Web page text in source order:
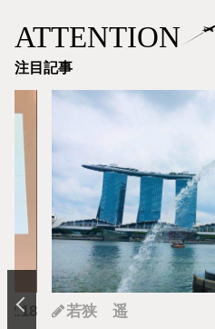
ATTENTION
注目記事
若狭 遥